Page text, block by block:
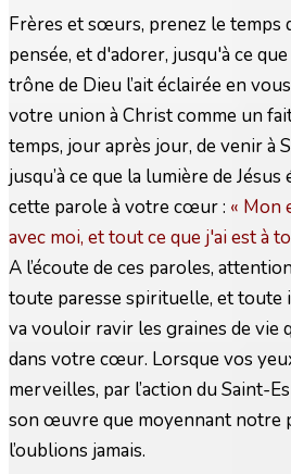
Frères et sœurs, prenez le temps
pensée, et d'adorer, jusqu'à ce
trône de Dieu l’ait éclairée en
votre union à Christ comme un
temps, jour après jour, de venir à
jusqu’à ce que la lumière de
cette parole à votre cœur : « Mon
avec moi, et tout ce que j'ai est à
A l’écoute de ces paroles,
toute paresse spirituelle, et toute
va vouloir ravir les graines de vie
dans votre cœur. Lorsque vos
merveilles, par l’action du Saint-
son œuvre que moyennant notre
l’oublions jamais.